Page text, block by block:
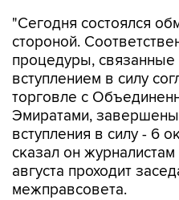
"Сегодня состоялся
стороной.
процедуры, связанные
вступлением в силу
торговле с
Эмиратами,
вступления в силу - 6
сказал он
августа проходит
межправсовета.